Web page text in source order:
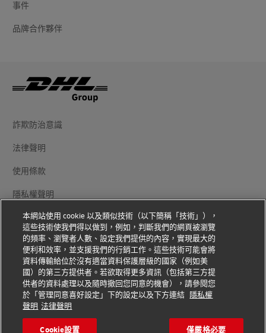
事件
品牌合作夥伴
詐欺防治意識
法律聲明
使用條款
隱私權聲明
其他資訊
Cookie 設定
追蹤我們
本網站使用 cookie 以及類似技術（以下簡稱「技術」），
這些技術使我們得以做到，例如，判斷我們的網頁被瀏覽
的頻率、瀏覽者人數、設定我們提供的內容，實現最大的
便利和效率，並支援我們的行銷工作。這些技術可能會將
資料傳輸給位於沒有適當資料保護層級的國家（例如美
國）的第三方提供者。若欲取得更多資訊（包括第三方提
供者的資料處理以及隨時撤回您同意的機會），請參閱您
於「管理同意喜好設定」下的設定以及下方連結 隱私權
聲明 法律聲明
Cookie設置 僅嚴格必要